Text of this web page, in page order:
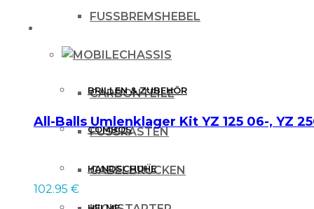
FUSSBREMSHEBEL
CHASSIS
CARBONTEILE
FUSSRASTEN
GABELBRÜCKEN
BRILLEN & ZUBEHÖR
COMBOS
HANDSCHUHE
All-Balls Umlenklager Kit YZ 125 06-, YZ
102.95 €